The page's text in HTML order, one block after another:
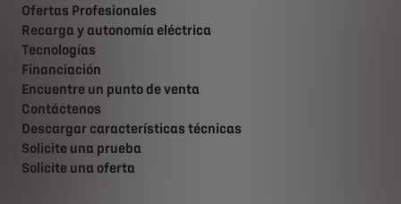
Ofertas Profesionales
Recarga y autonomía eléctrica
Tecnologías
Financiación
Encuentre un punto de venta
Contáctenos
Descargar características técnicas
Solicite una prueba
Solicite una oferta